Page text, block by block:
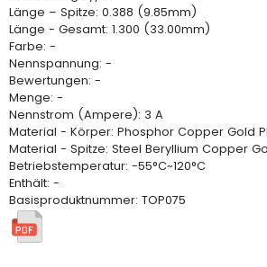
Länge – Spitze: 0.388 (9.85mm)
Länge - Gesamt: 1.300 (33.00mm)
Farbe: -
Nennspannung: -
Bewertungen: -
Menge: -
Nennstrom (Ampere): 3 A
Material - Körper: Phosphor Copper Gold
Material - Spitze: Steel Beryllium Copper
Betriebstemperatur: -55°C~120°C
Enthält: -
Basisproduktnummer: TOP075